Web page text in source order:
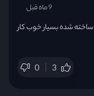
سریال از روی انیمهtales of dark river ساخته شده بسیار خوب کار
0 3
9 ماه قبل